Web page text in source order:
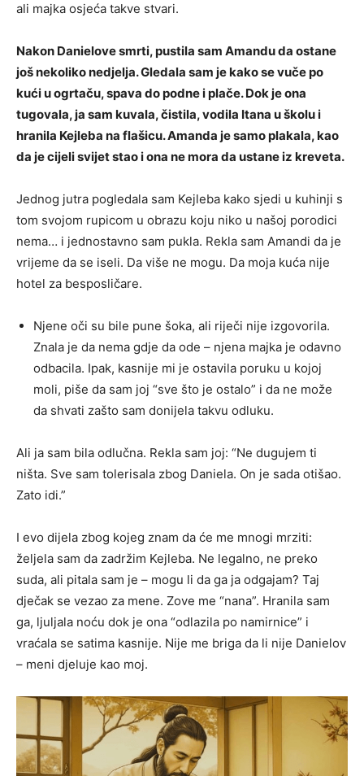
ali majka osjeća takve stvari.
Nakon Danielove smrti, pustila sam Amandu da ostane
još nekoliko nedjelja. Gledala sam je kako se vuče po
kući u ogrtaču, spava do podne i plače. Dok je ona
tugovala, ja sam kuvala, čistila, vodila Itana u školu i
hranila Kejleba na flašicu. Amanda je samo plakala, kao
da je cijeli svijet stao i ona ne mora da ustane iz kreveta.
Jednog jutra pogledala sam Kejleba kako sjedi u kuhinji s
tom svojom rupicom u obrazu koju niko u našoj porodici
nema… i jednostavno sam pukla. Rekla sam Amandi da je
vrijeme da se iseli. Da više ne mogu. Da moja kuća nije
hotel za besposličare.
Njene oči su bile pune šoka, ali riječi nije izgovorila.
Znala je da nema gdje da ode – njena majka je odavno
odbacila. Ipak, kasnije mi je ostavila poruku u kojoj
moli, piše da sam joj “sve što je ostalo” i da ne može
da shvati zašto sam donijela takvu odluku.
Ali ja sam bila odlučna. Rekla sam joj: “Ne dugujem ti
ništa. Sve sam tolerisala zbog Daniela. On je sada otišao.
Zato idi.”
I evo dijela zbog kojeg znam da će me mnogi mrziti:
željela sam da zadržim Kejleba. Ne legalno, ne preko
suda, ali pitala sam je – mogu li da ga ja odgajam? Taj
dječak se vezao za mene. Zove me “nana”. Hranila sam
ga, ljuljala noću dok je ona “odlazila po namirnice” i
vraćala se satima kasnije. Nije me briga da li nije Danielov
– meni djeluje kao moj.